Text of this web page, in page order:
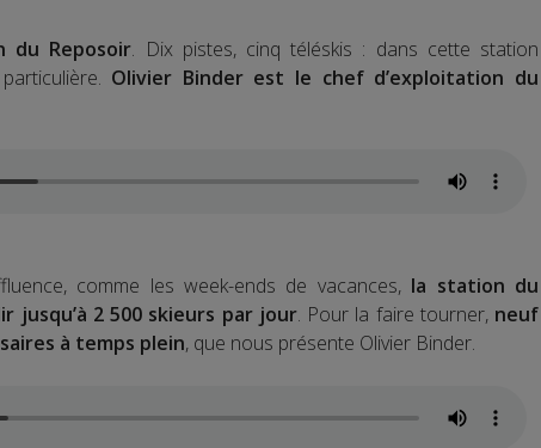
du Reposoir. Dix pistes, cinq téléskis : dans cette station
Olivier Binder est le chef d’exploitation du
comme les week-ends de vacances, la station du
jusqu’à 2 500 skieurs par jour. Pour la faire tourner, neuf
à temps plein, que nous présente Olivier Binder.